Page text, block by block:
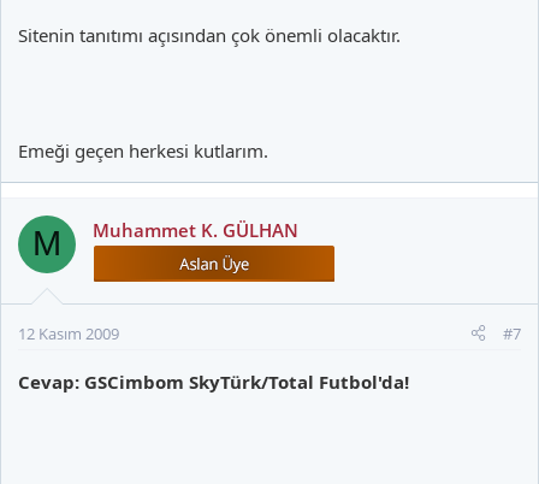
Sitenin tanıtımı açısından çok önemli olacaktır.
Emeği geçen herkesi kutlarım.
M Muhammet K. GÜLHAN
12 Kasım 2009 #7
Cevap: GSCimbom SkyTürk/Total Futbol'da!